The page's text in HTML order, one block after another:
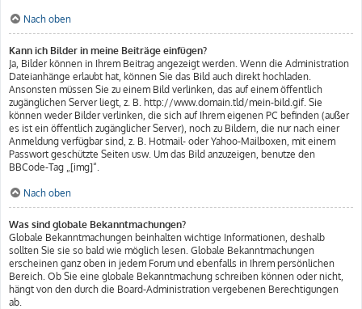
Nach oben
Kann ich Bilder in meine Beiträge einfügen?
Ja, Bilder können in Ihrem Beitrag angezeigt werden. Wenn die Administration
Dateianhänge erlaubt hat, können Sie das Bild auch direkt hochladen.
Ansonsten müssen Sie zu einem Bild verlinken, das auf einem öffentlich
zugänglichen Server liegt, z. B. http://www.domain.tld/mein-bild.gif. Sie
können weder Bilder verlinken, die sich auf Ihrem eigenen PC befinden (außer
es ist ein öffentlich zugänglicher Server), noch zu Bildern, die nur nach einer
Anmeldung verfügbar sind, z. B. Hotmail- oder Yahoo-Mailboxen, mit einem
Passwort geschützte Seiten usw. Um das Bild anzuzeigen, benutze den
BBCode-Tag „[img]“.
Nach oben
Was sind globale Bekanntmachungen?
Globale Bekanntmachungen beinhalten wichtige Informationen, deshalb
sollten Sie sie so bald wie möglich lesen. Globale Bekanntmachungen
erscheinen ganz oben in jedem Forum und ebenfalls in Ihrem persönlichen
Bereich. Ob Sie eine globale Bekanntmachung schreiben können oder nicht,
hängt von den durch die Board-Administration vergebenen Berechtigungen
ab.